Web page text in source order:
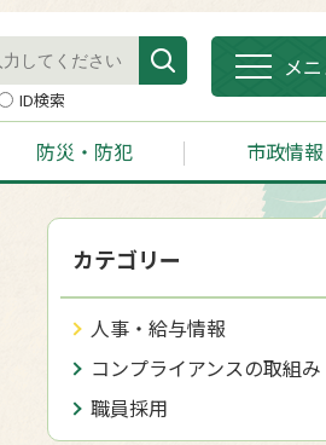
ID検索
メ
防災・防犯 市政情報
カテゴリー
人事・給与情報
コンプライアンスの取組み
職員採用